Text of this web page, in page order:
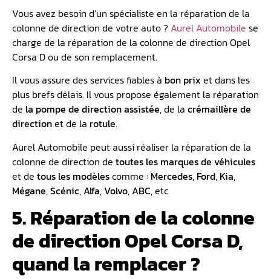
Vous avez besoin d’un spécialiste en la réparation de la
colonne de direction de votre auto ? Aurel Automobile se
charge de la réparation de la colonne de direction Opel
Corsa D ou de son remplacement.
Il vous assure des services fiables à bon prix et dans les
plus brefs délais. Il vous propose également la réparation
de la pompe de direction assistée, de la crémaillère de
directionet de la rotule.
Aurel Automobile peut aussi réaliser la réparation de la
colonne de direction de toutes les marques de véhicules
et de tous les modèlescomme : Mercedes, Ford, Kia,
Mégane,Scénic,Alfa,Volvo,ABC, etc.
5. Réparation de la colonne
de direction Opel Corsa D,
quand la remplacer ?